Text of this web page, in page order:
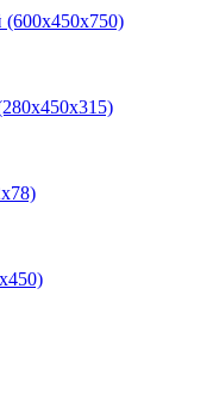
(600х450х750)